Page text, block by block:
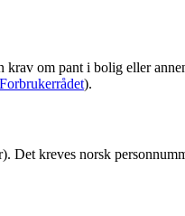
om pant i bolig eller
Forbrukerrådet).
kreves norsk